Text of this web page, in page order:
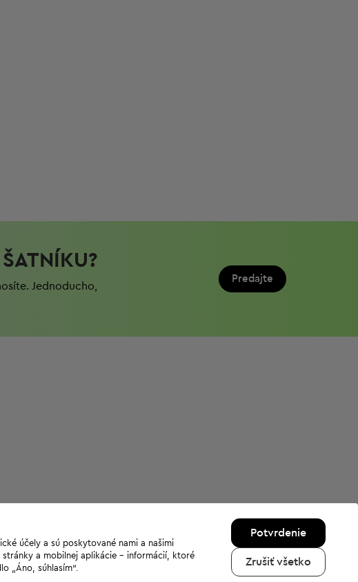
Jednoduchо,
Predajte
účely a sú poskytované nami a našimi
stránky a mobilnej aplikácie - informácií, ktoré
„Áno, súhlasím“.
Potvrdenie
Zrušiť všetko